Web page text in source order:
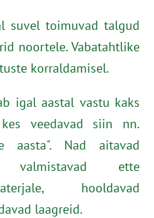
suvel toimuvad talgud
noortele. Vabatahtlike
korraldamisel.
igal aastal vastu kaks
veedavad siin nn.
aasta". Nad aitavad
valmistavad ette
hooldavad
laagreid.